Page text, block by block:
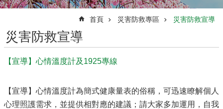
首頁 災害防救專區 災害防救宣導
災害防救宣導
【宣導】心情溫度計及1925專線
【宣導】心情溫度計為簡式健康量表的俗稱，可迅速瞭解個人
心理照護需求，並提供相對應的建議；請大家多加運用，自我